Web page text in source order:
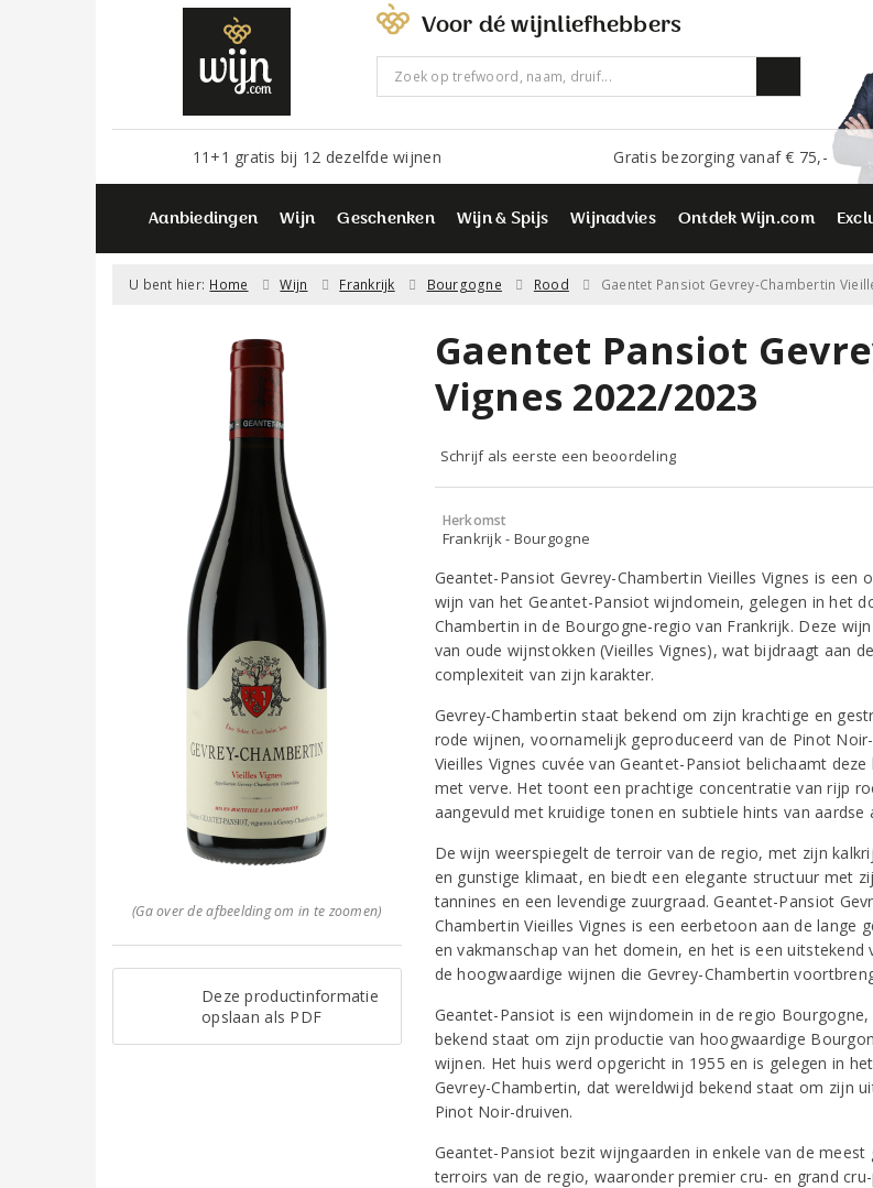
Voor dé wijnliefhebbers
11+1 gratis bij 12 dezelfde wijnen Gratis bezorging vanaf € 75,-
Aanbiedingen Wijn Geschenken Wijn & Spijs Wijnadvies Ontdek Wijn.com
U bent hier: Home Wijn Frankrijk Bourgogne Rood Gaentet Pansiot Gevrey-Chambertin
(Ga over de afbeelding om in te zoomen)
Deze productinformatie
opslaan als PDF
Gaentet Pansiot
Vignes 2022/2023
Schrijf als eerste een beoordeling
Herkomst
Frankrijk - Bourgogne
Geantet-Pansiot Gevrey-Chambertin Vieilles Vignes is een
wijn van het Geantet-Pansiot wijndomein, gelegen in het
Chambertin in de Bourgogne-regio van Frankrijk. Deze
van oude wijnstokken (Vieilles Vignes), wat bijdraagt aan
complexiteit van zijn karakter.
Gevrey-Chambertin staat bekend om zijn krachtige en
rode wijnen, voornamelijk geproduceerd van de Pinot
Vieilles Vignes cuvée van Geantet-Pansiot belichaamt deze
met verve. Het toont een prachtige concentratie van rijp
aangevuld met kruidige tonen en subtiele hints van aardse
De wijn weerspiegelt de terroir van de regio, met zijn
en gunstige klimaat, en biedt een elegante structuur met
tannines en een levendige zuurgraad. Geantet-Pansiot
Chambertin Vieilles Vignes is een eerbetoon aan de lange
en vakmanschap van het domein, en het is een uitstekend
de hoogwaardige wijnen die Gevrey-Chambertin
Geantet-Pansiot is een wijndomein in de regio
bekend staat om zijn productie van hoogwaardige
wijnen. Het huis werd opgericht in 1955 en is gelegen in
Gevrey-Chambertin, dat wereldwijd bekend staat om zijn
Pinot Noir-druiven.
Geantet-Pansiot bezit wijngaarden in enkele van de meest
terroirs van de regio, waaronder premier cru- en grand